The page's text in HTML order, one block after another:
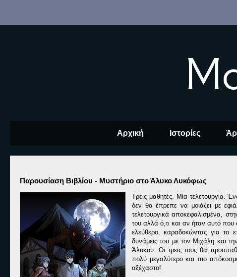
Αρχική Ιστορίες
Παρουσίαση Βιβλίου - Μυστήριο στο Άλυκο Λυκόφως
Τρεις μαθητές. Μία τελετουργία.
δεν θα έπρεπε να μοιάζει με
τελετουργικά αποκεφαλισμένα,
του αλλά ό,τι και αν ήταν αυτό
ελεύθερο, καραδοκώντας για το
δυνάμεις του με τον Μιχάλη και
Άλυκου. Οι τρεις τους θα
πολύ μεγαλύτερο και πιο
αξέχαστο!